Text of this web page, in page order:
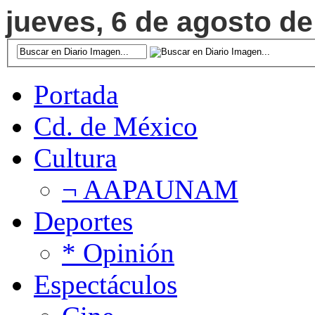
jueves, 6 de agosto
Portada
Cd. de México
Cultura
¬ AAPAUNAM
Deportes
* Opinión
Espectáculos